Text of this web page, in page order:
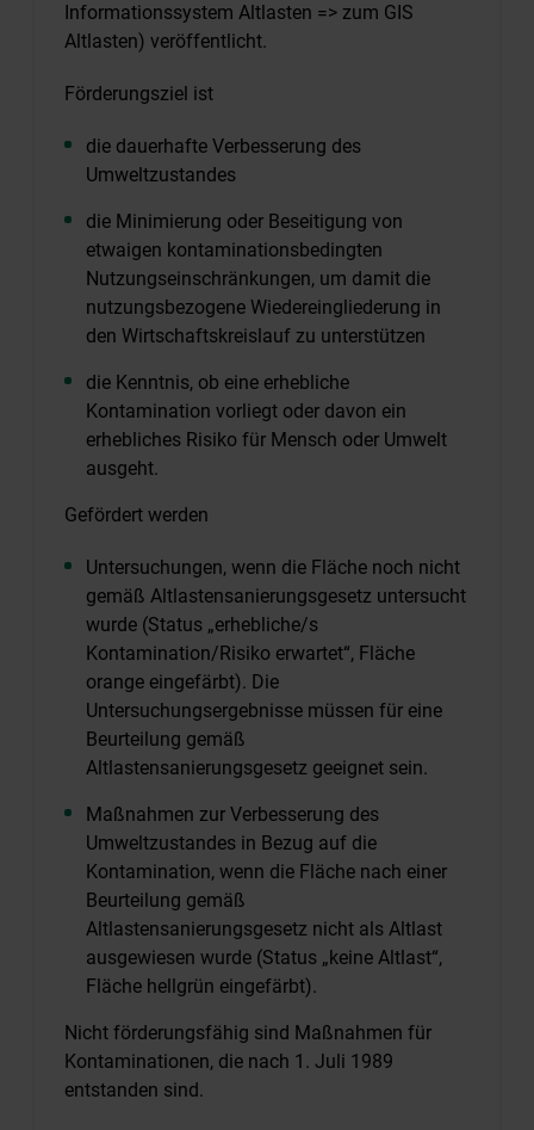
Informationssystem Altlasten => zum GIS
Altlasten) veröffentlicht.
Förderungsziel ist
die dauerhafte Verbesserung des
Umweltzustandes
die Minimierung oder Beseitigung von
etwaigen kontaminationsbedingten
Nutzungseinschränkungen, um damit die
nutzungsbezogene Wiedereingliederung in
den Wirtschaftskreislauf zu unterstützen
die Kenntnis, ob eine erhebliche
Kontamination vorliegt oder davon ein
erhebliches Risiko für Mensch oder Umwelt
ausgeht.
Gefördert werden
Untersuchungen, wenn die Fläche noch nicht
gemäß Altlastensanierungsgesetz untersucht
wurde (Status „erhebliche/s
Kontamination/Risiko erwartet“, Fläche
orange eingefärbt). Die
Untersuchungsergebnisse müssen für eine
Beurteilung gemäß
Altlastensanierungsgesetz geeignet sein.
Maßnahmen zur Verbesserung des
Umweltzustandes in Bezug auf die
Kontamination, wenn die Fläche nach einer
Beurteilung gemäß
Altlastensanierungsgesetz nicht als Altlast
ausgewiesen wurde (Status „keine Altlast“,
Fläche hellgrün eingefärbt).
Nicht förderungsfähig sind Maßnahmen für
Kontaminationen, die nach 1. Juli 1989
entstanden sind.